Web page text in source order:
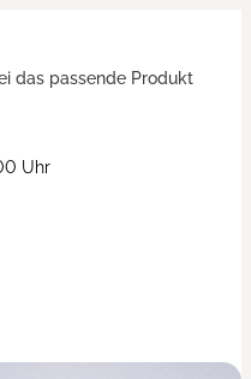
das passende Produkt
Uhr